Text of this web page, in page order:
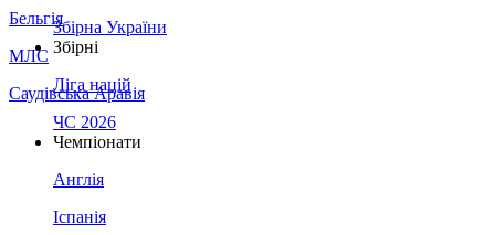
Бельгія
МЛС
Саудівська Аравія
Збірна України
Збірні
Ліга націй
ЧС 2026
Чемпіонати
Англія
Іспанія